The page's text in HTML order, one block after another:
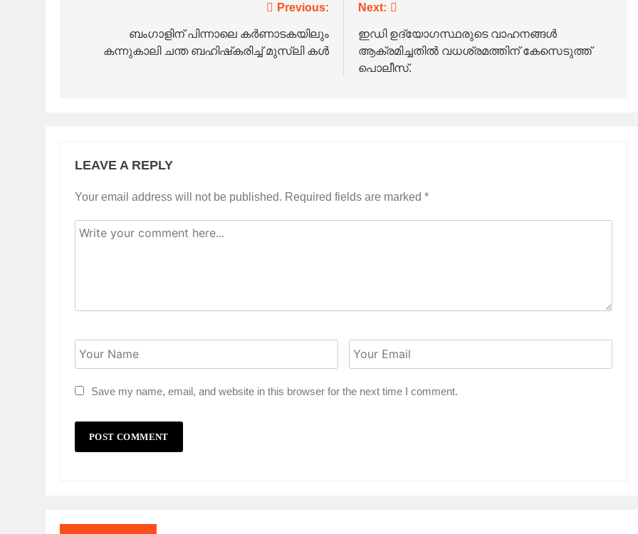
navigation
Previous:
ബംഗാളിന് പിന്നാലെ കർണാടകയിലും
കന്നുകാലി ചന്ത ബഹിഷ്‌കരിച്ച് മുസ്‌ലി കൾ
Next:
ഇഡി ഉദ്യോഗസ്ഥരുടെ വാഹനങ്ങൾ
ആക്രമിച്ചതിൽ വധശ്രമത്തിന് കേസെടുത്ത്
പൊലീസ്.
LEAVE A REPLY
Your email address will not be published. Required fields are marked *
Save my name, email, and website in this browser for the next time I comment.